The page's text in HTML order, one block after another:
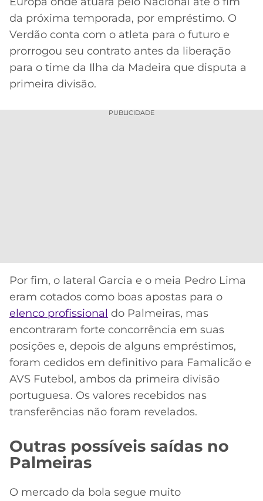
da próxima temporada, por empréstimo. O
Verdão conta com o atleta para o futuro e
prorrogou seu contrato antes da liberação
para o time da Ilha da Madeira que disputa a
primeira divisão.
PUBLICIDADE
Por fim, o lateral Garcia e o meia Pedro Lima
eram cotados como boas apostas para o
elenco profissional do Palmeiras, mas
encontraram forte concorrência em suas
posições e, depois de alguns empréstimos,
foram cedidos em definitivo para Famalicão e
AVS Futebol, ambos da primeira divisão
portuguesa. Os valores recebidos nas
transferências não foram revelados.
Outras possíveis saídas no
Palmeiras
O mercado da bola segue muito